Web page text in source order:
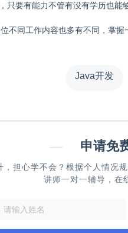
只要有能力不管有没有学历也
不同工作内容也多有不同，掌握
Java开发
— 申请免
，担心学不会？根据个人情况
讲师一对一辅导，在